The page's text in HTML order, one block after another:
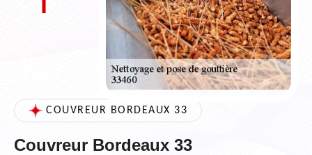
COUVREUR BORDEAUX 33
Couvreur Bordeaux 33